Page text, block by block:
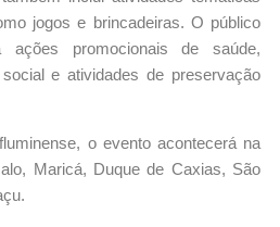
jogos e brincadeiras. O público
promocionais de saúde,
e atividades de preservação
o evento acontecerá na
Maricá, Duque de Caxias, São